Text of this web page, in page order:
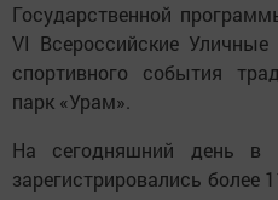
Государственной
VI Всероссийские
спортивного события
парк «Урам».
На сегодняшний день в
зарегистрировались более